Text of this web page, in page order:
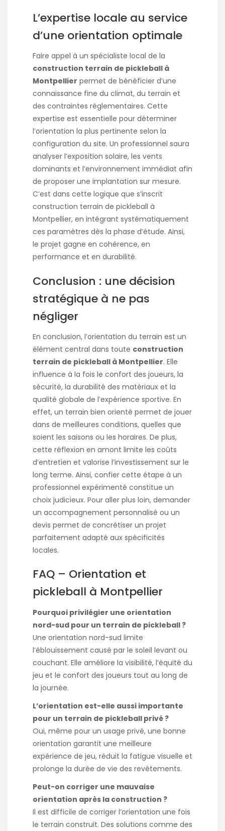
L’expertise locale au service
d’une orientation optimale
Faire appel à un spécialiste local de la
construction terrain de pickleball à
Montpellier permet de bénéficier d’une
connaissance fine du climat, du terrain et
des contraintes réglementaires. Cette
expertise est essentielle pour déterminer
l’orientation la plus pertinente selon la
configuration du site. Un professionnel saura
analyser l’exposition solaire, les vents
dominants et l’environnement immédiat afin
de proposer une implantation sur mesure.
C’est dans cette logique que s’inscrit
construction terrain de pickleball à
Montpellier, en intégrant systématiquement
ces paramètres dès la phase d’étude. Ainsi,
le projet gagne en cohérence, en
performance et en durabilité.
Conclusion : une décision
stratégique à ne pas
négliger
En conclusion, l’orientation du terrain est un
élément central dans toute construction
terrain de pickleball à Montpellier. Elle
influence à la fois le confort des joueurs, la
sécurité, la durabilité des matériaux et la
qualité globale de l’expérience sportive. En
effet, un terrain bien orienté permet de jouer
dans de meilleures conditions, quelles que
soient les saisons ou les horaires. De plus,
cette réflexion en amont limite les coûts
d’entretien et valorise l’investissement sur le
long terme. Ainsi, confier cette étape à un
professionnel expérimenté constitue un
choix judicieux. Pour aller plus loin, demander
un accompagnement personnalisé ou un
devis permet de concrétiser un projet
parfaitement adapté aux spécificités
locales.
FAQ – Orientation et
pickleball à Montpellier
Pourquoi privilégier une orientation
nord-sud pour un terrain de pickleball ?
Une orientation nord-sud limite
l’éblouissement causé par le soleil levant ou
couchant. Elle améliore la visibilité, l’équité du
jeu et le confort des joueurs tout au long de
la journée.
L’orientation est-elle aussi importante
pour un terrain de pickleball privé ?
Oui, même pour un usage privé, une bonne
orientation garantit une meilleure
expérience de jeu, réduit la fatigue visuelle et
prolonge la durée de vie des revêtements.
Peut-on corriger une mauvaise
orientation après la construction ?
Il est difficile de corriger l’orientation une fois
le terrain construit. Des solutions comme des